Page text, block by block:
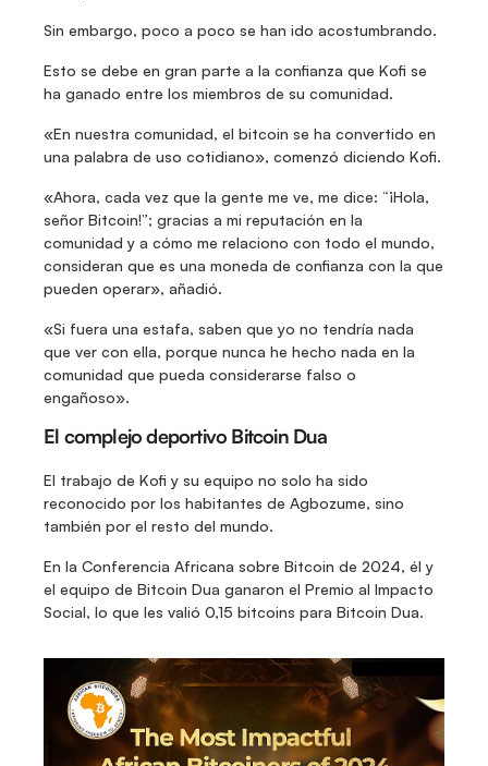
Sin embargo, poco a poco se han ido acostumbrando.
Esto se debe en gran parte a la confianza que Kofi se
ha ganado entre los miembros de su comunidad.
«En nuestra comunidad, el bitcoin se ha convertido en
una palabra de uso cotidiano», comenzó diciendo Kofi.
«Ahora, cada vez que la gente me ve, me dice: “¡Hola,
señor Bitcoin!”; gracias a mi reputación en la
comunidad y a cómo me relaciono con todo el mundo,
consideran que es una moneda de confianza con la que
pueden operar», añadió.
«Si fuera una estafa, saben que yo no tendría nada
que ver con ella, porque nunca he hecho nada en la
comunidad que pueda considerarse falso o
engañoso».
El complejo deportivo Bitcoin Dua
El trabajo de Kofi y su equipo no solo ha sido
reconocido por los habitantes de Agbozume, sino
también por el resto del mundo.
En la Conferencia Africana sobre Bitcoin de 2024, él y
el equipo de Bitcoin Dua ganaron el Premio al Impacto
Social, lo que les valió 0,15 bitcoins para Bitcoin Dua.